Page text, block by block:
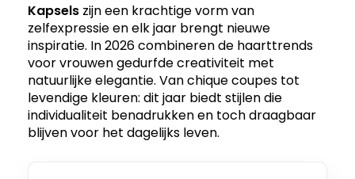
Kapsels zijn een krachtige vorm van
zelfexpressie en elk jaar brengt nieuwe
inspiratie. In 2026 combineren de haarttrends
voor vrouwen gedurfde creativiteit met
natuurlijke elegantie. Van chique coupes tot
levendige kleuren: dit jaar biedt stijlen die
individualiteit benadrukken en toch draagbaar
blijven voor het dagelijks leven.